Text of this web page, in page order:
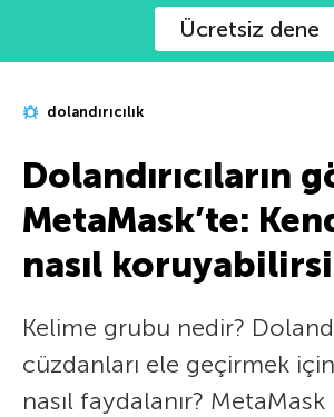
Ücretsiz dene
dolandırıcılık
Dolandırıcıların
MetaMask’te:
nasıl
Kelime grubu nedir?
cüzdanları ele geçirmek
nasıl faydalanır? MetaMask